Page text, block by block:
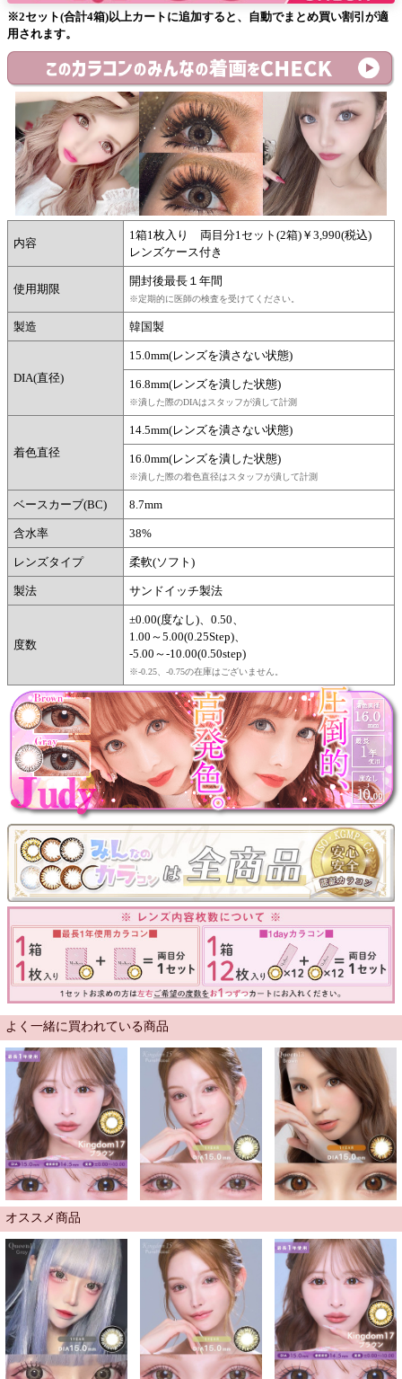
※2セット(合計4箱)以上カートに追加すると、自動でまとめ買い割引が適
用されます。
内容
1箱1枚入り 両目分1セット(2箱)￥3,990(税込)
レンズケース付き
使用期限
開封後最長１年間
※定期的に医師の検査を受けてください。
製造 韓国製
DIA(直径)
15.0mm(レンズを潰さない状態)
16.8mm(レンズを潰した状態)
※潰した際のDIAはスタッフが潰して計測
着色直径
14.5mm(レンズを潰さない状態)
16.0mm(レンズを潰した状態)
※潰した際の着色直径はスタッフが潰して計測
ベースカーブ(BC) 8.7mm
含水率 38%
レンズタイプ 柔軟(ソフト)
製法 サンドイッチ製法
度数
±0.00(度なし)、0.50、
1.00～5.00(0.25Step)、
-5.00～-10.00(0.50step)
※-0.25、-0.75の在庫はございません。
よく一緒に買われている商品
オススメ商品